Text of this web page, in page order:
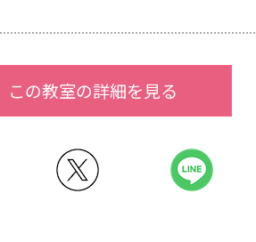
この教室の詳細を見る